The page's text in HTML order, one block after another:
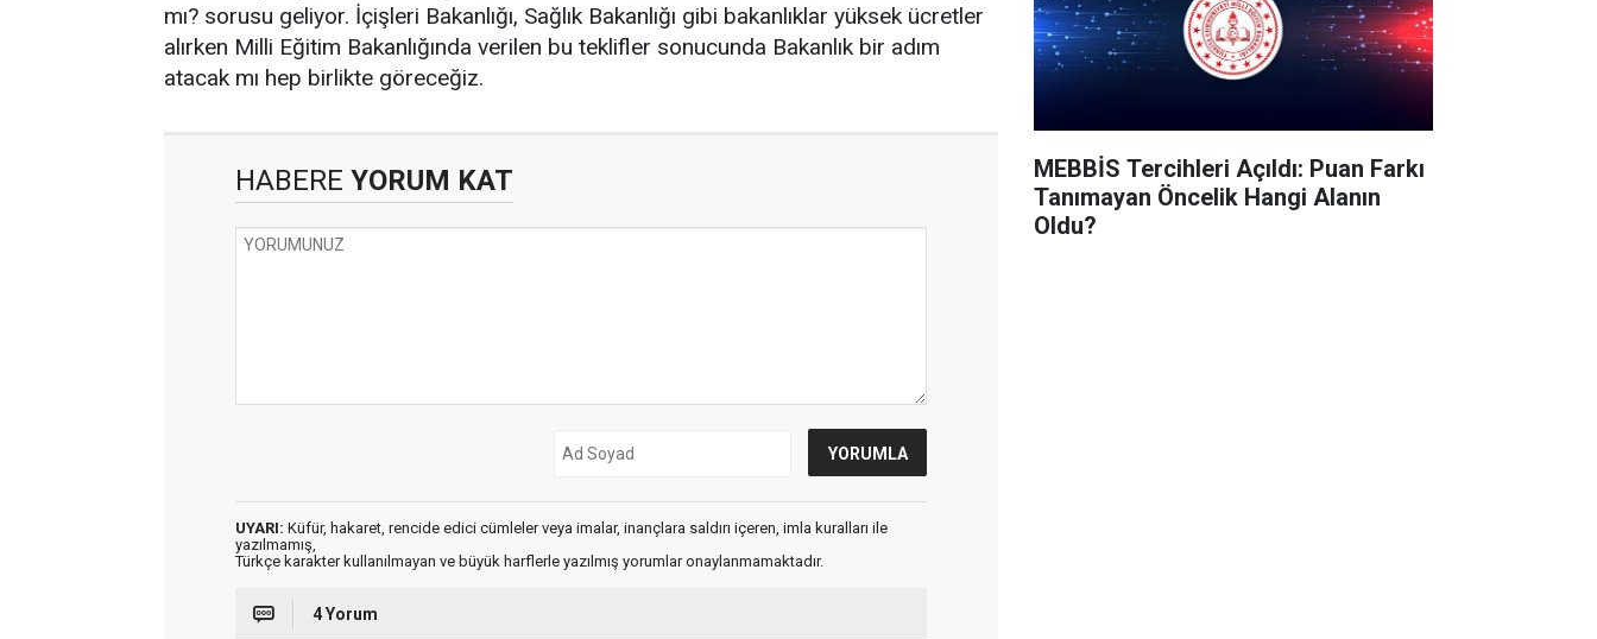
mı? sorusu geliyor. İçişleri Bakanlığı, Sağlık Bakanlığı gibi bakanlıklar yüksek ücretler
alırken Milli Eğitim Bakanlığında verilen bu teklifler sonucunda Bakanlık bir adım
atacak mı hep birlikte göreceğiz.
HABERE YORUM KAT
UYARI: Küfür, hakaret, rencide edici cümleler veya imalar, inançlara saldırı içeren, imla kuralları ile
yazılmamış,
Türkçe karakter kullanılmayan ve büyük harflerle yazılmış yorumlar onaylanmamaktadır.
4 Yorum
MEBBİS Tercihleri Açıldı: Puan Farkı
Tanımayan Öncelik Hangi Alanın
Oldu?